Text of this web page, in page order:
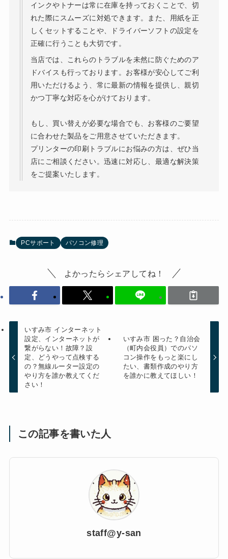
インクやトナーは常に在庫を持っておくことで、切
れた際にスムーズに対処できます。また、用紙を正
しくセットすることや、ドライバーソフトの設定を
正確に行うことも大切です。
当店では、これらのトラブルを未然に防ぐためのア
ドバイスも行っております。お客様が安心してご利
用いただけるよう、常に最新の情報を提供し、親切
かつ丁寧な対応を心がけております。
もし、買い替えが必要な場合でも、お客様のご要望
に合わせた製品をご用意させていただきます。
プリンターの印刷トラブルにお悩みの方は、ぜひ当
店にご相談ください。迅速に対応し、最適な解決策
をご提案いたします。
PCサポート パソコン修理
よかったらシェアしてね！
いすみ市 インターネット
設定、インターネットが
繋がらない！故障？設
定、どうやって点検する
の？無線ルーター設定の
やり方を誰か教えてくだ
さい！
いすみ市 困った？自治会
（町内会役員）でのパソ
コン操作をもっと楽にし
たい、書類作成のやり方
を誰かに教えてほしい！
この記事を書いた人
staff@y-san